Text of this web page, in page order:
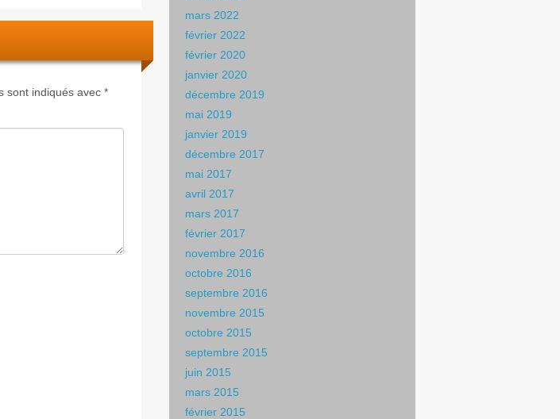
sont indiqués avec *
mars 2022
février 2022
février 2020
janvier 2020
décembre 2019
mai 2019
janvier 2019
décembre 2017
mai 2017
avril 2017
mars 2017
février 2017
novembre 2016
octobre 2016
septembre 2016
novembre 2015
octobre 2015
septembre 2015
juin 2015
mars 2015
février 2015